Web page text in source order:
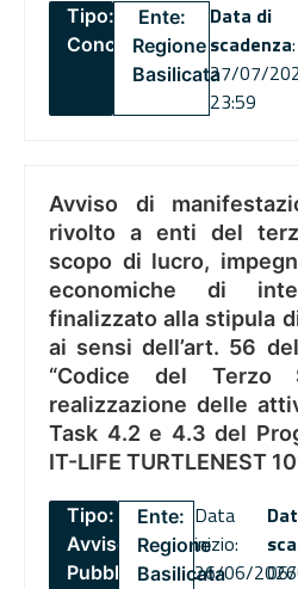
Tipo:
Concorsi
Ente:
Regione
Basilicata
Data di
scadenza:
27/07/
23:59
Avviso di
rivolto a enti del
scopo di lucro,
economiche di
finalizzato alla stipula
ai sensi dell’art. 56
“Codice del Terzo
realizzazione delle
Task 4.2 e 4.3 del
IT-LIFE TURTLENEST
Tipo:
Avviso
Pubblico
Ente:
Regione
Basilicata
Data
inizio:
26/06/2026